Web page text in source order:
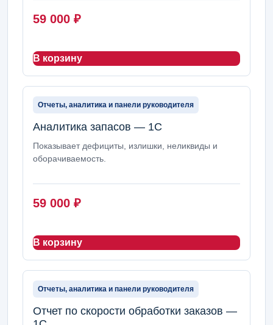
59 000 ₽
В корзину
Отчеты, аналитика и панели руководителя
Аналитика запасов — 1С
Показывает дефициты, излишки, неликвиды и
оборачиваемость.
59 000 ₽
В корзину
Отчеты, аналитика и панели руководителя
Отчет по скорости обработки заказов —